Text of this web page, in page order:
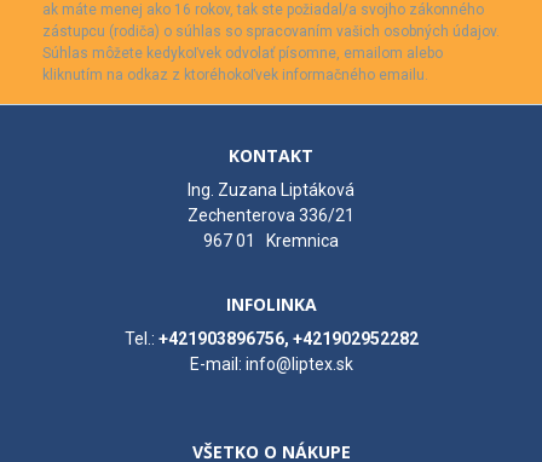
ak máte menej ako 16 rokov, tak ste požiadal/a svojho zákonného
zástupcu (rodiča) o súhlas so spracovaním vašich osobných údajov.
Súhlas môžete kedykoľvek odvolať písomne, emailom alebo
kliknutím na odkaz z ktoréhokoľvek informačného emailu.
KONTAKT
Ing. Zuzana Liptáková
Zechenterova 336/21
967 01 Kremnica
INFOLINKA
Tel.: +421903896756, +421902952282
E-mail: info@liptex.sk
VŠETKO O NÁKUPE